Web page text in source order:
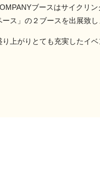
ブースはサイクリン
ース」の２ブースを出展致し
上がりとても充実したイベ